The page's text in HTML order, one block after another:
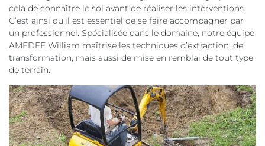
cela de connaître le sol avant de réaliser les interventions.
C’est ainsi qu’il est essentiel de se faire accompagner par
un professionnel. Spécialisée dans le domaine, notre équipe
AMEDEE William maîtrise les techniques d’extraction, de
transformation, mais aussi de mise en remblai de tout type
de terrain.